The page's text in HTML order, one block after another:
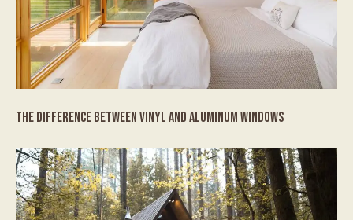
THE DIFFERENCE BETWEEN VINYL AND ALUMINUM WINDOWS